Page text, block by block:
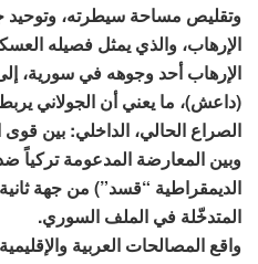
وتقليص مساحة سيطرته، وتوحيد
الإرهاب، والذي يمثل فصيله
الإرهاب أحد وجوهه في سورية،
(داعش)، ما يعني أن الجولاني
الصراع الحالي، الداخلي: بين
وبين المعارضة المدعومة تركياً
الديمقراطية “قسد”) من جهة
المتدخّلة في الملف السوري.
واقع المصالحات العربية